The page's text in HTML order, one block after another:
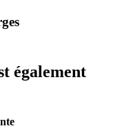
également